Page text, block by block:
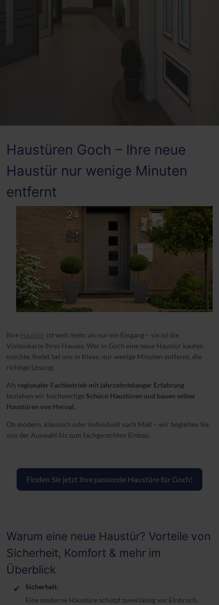
Haustüren Goch – Ihre neue
Haustür nur wenige Minuten
entfernt
Ihre Haustür ist weit mehr als nur ein Eingang – sie ist die
Visitenkarte Ihres Hauses. Wer in Goch eine neue Haustür kaufen
möchte, findet bei uns in Kleve, nur wenige Minuten entfernt, die
richtige Lösung.
Als regionaler Fachbetrieb mit jahrzehntelanger Erfahrung
beziehen wir hochwertige Schüco Haustüren und bauen selber
Haustüren von Heroal.
Ob modern, klassisch oder individuell nach Maß – wir begleiten Sie
von der Auswahl bis zum fachgerechten Einbau.
Finden Sie jetzt Ihre passende Haustüre für Goch!
Warum eine neue Haustür? Vorteile von
Sicherheit, Komfort & mehr im
Überblick
✔
Sicherheit:
Eine moderne Haustüre schützt zuverlässig vor Einbruch,